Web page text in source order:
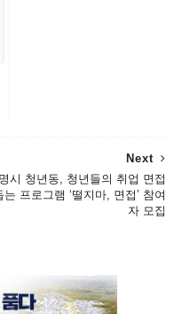
Next
시 청년동, 청년들의 취업 면접
는 프로그램 ‘떨지마, 면접’ 참여
자 모집